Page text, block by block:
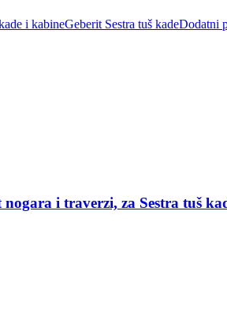
i kabineGeberit Sestra tuš kadeDodatni
nogara i traverzi, za Sestra tuš